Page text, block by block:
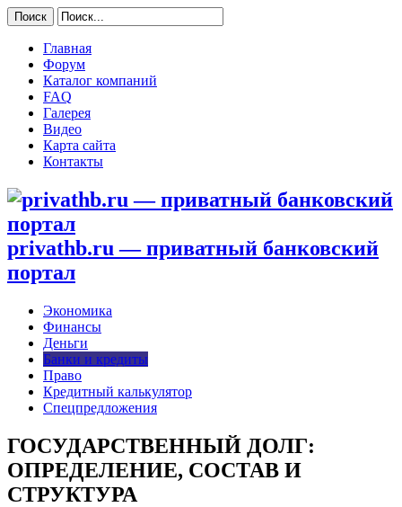
Главная
Форум
Каталог компаний
FAQ
Галерея
Видео
Карта сайта
Контакты
privathb.ru — приватный банковский
портал
Экономика
Финансы
Деньги
Банки и кредиты
Право
Кредитный калькулятор
Спецпредложения
ГОСУДАРСТВЕННЫЙ ДОЛГ:
ОПРЕДЕЛЕНИЕ, СОСТАВ И
СТРУКТУРА